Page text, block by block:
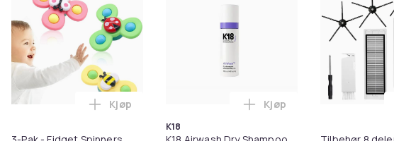
Legg 3-Pak - Fidget Spinners med Sugekopp for Barn i
Kjøp
K18
Legg K18 Airwash Dry
Kjøp